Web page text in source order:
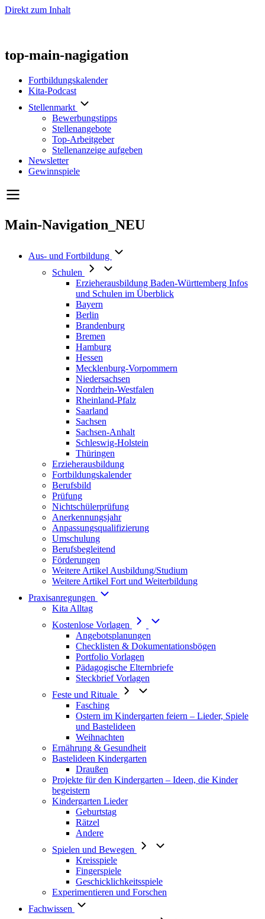
Direkt zum Inhalt
top-main-nagigation
Fortbildungskalender
Kita-Podcast
Stellenmarkt
Bewerbungstipps
Stellenangebote
Top-Arbeitgeber
Stellenanzeige aufgeben
Newsletter
Gewinnspiele
Main-Navigation_NEU
Aus- und Fortbildung
Schulen
Erzieherausbildung Baden-Württemberg Infos
und Schulen im Überblick
Bayern
Berlin
Brandenburg
Bremen
Hamburg
Hessen
Mecklenburg-Vorpommern
Niedersachsen
Nordrhein-Westfalen
Rheinland-Pfalz
Saarland
Sachsen
Sachsen-Anhalt
Schleswig-Holstein
Thüringen
Erzieherausbildung
Fortbildungskalender
Berufsbild
Prüfung
Nichtschülerprüfung
Anerkennungsjahr
Anpassungsqualifizierung
Umschulung
Berufsbegleitend
Förderungen
Weitere Artikel Ausbildung/Studium
Weitere Artikel Fort und Weiterbildung
Praxisanregungen
Kita Alltag
Kostenlose Vorlagen
Angebotsplanungen
Checklisten & Dokumentationsbögen
Portfolio Vorlagen
Pädagogische Elternbriefe
Steckbrief Vorlagen
Feste und Rituale
Fasching
Ostern im Kindergarten feiern – Lieder, Spiele
und Bastelideen
Weihnachten
Ernährung & Gesundheit
Bastelideen Kindergarten
Draußen
Projekte für den Kindergarten – Ideen, die Kinder
begeistern
Kindergarten Lieder
Geburtstag
Rätzel
Andere
Spielen und Bewegen
Kreisspiele
Fingerspiele
Geschicklichkeitsspiele
Experimentieren und Forschen
Fachwissen